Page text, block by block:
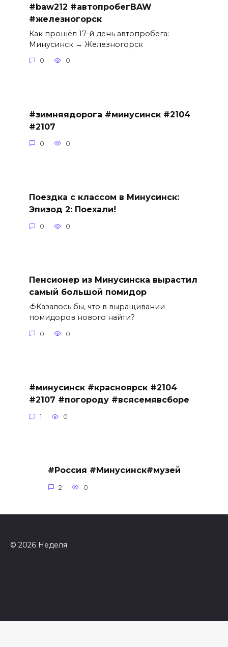
#baw212 #автопробегBAW
#железногорск
Как прошёл 17-й день автопробега:
Минусинск → Железногорск
0 0
#зимняядорога #минусинск #2104
#2107
0 0
Поездка с классом в Минусинск:
Эпизод 2: Поехали!
0 0
Пенсионер из Минусинска вырастил
самый большой помидор
🍅Казалось бы, что в выращивании
помидоров нового найти?
0 0
#минусинск #красноярск #2104
#2107 #погороду #всясемявсборе
1 0
#Россия #Минусинск#музей
2 0
© 2026 Неделя